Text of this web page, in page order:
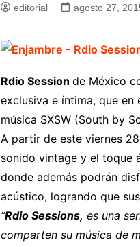
editorial agosto 27,
Rdio Session de México
exclusiva e íntima, que
música SXSW (South by
A partir de este viernes
sonido vintage y el toque
donde además podrán
acústico, logrando que
“Rdio Sessions, es una
comparten su música de